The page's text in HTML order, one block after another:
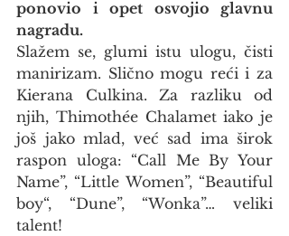
ponovio i opet osvojio glavnu
nagradu.
Slažem se, glumi istu ulogu, čisti
manirizam. Slično mogu reći i za
Kierana Culkina. Za razliku od
njih, Thimothée Chalamet iako je
još jako mlad, već sad ima širok
raspon uloga: “Call Me By Your
Name”, “Little Women”, “Beautiful
boy“, “Dune”, “Wonka”… veliki
talent!